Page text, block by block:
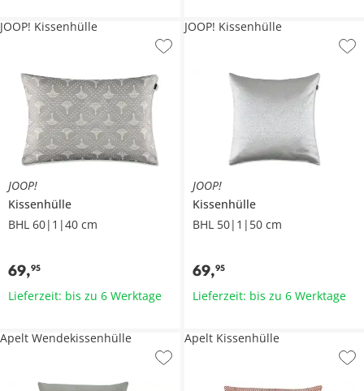
JOOP!
Kissenhülle
BHL 60|1|40 cm
69,95
JOOP! Kissenhülle
Lieferzeit: bis zu 6 Werktage
JOOP!
Kissenhülle
BHL 50|1|50 cm
69,95
JOOP! Kissenhülle
Lieferzeit: bis zu 6 Werktage
Apelt Wendekissenhülle Apelt Kissenhülle